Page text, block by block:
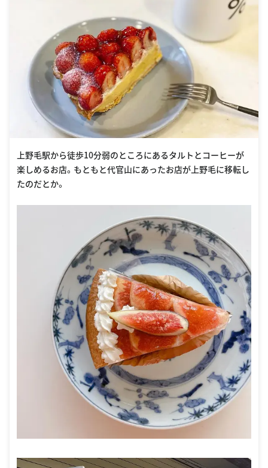
上野毛駅から徒歩10分弱のところにあるタルトとコーヒーが
楽しめるお店。もともと代官山にあったお店が上野毛に移転し
たのだとか。